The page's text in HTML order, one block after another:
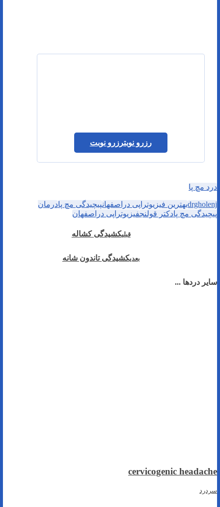
رزرو نوبترزرو نوبت
درد مچ پا
drgholenjبهترین فیزیوتراپی دراصفهانپیچیدگی مچ پادرمان
پیچیدگی مچ پادکتر قولنجفیزیوتراپی دراصفهان
قبلیکشیدگی کشاله
بعدیکشیدگی تاندون شانه
سایر دردها ...
cervicogenic headache
سردرد